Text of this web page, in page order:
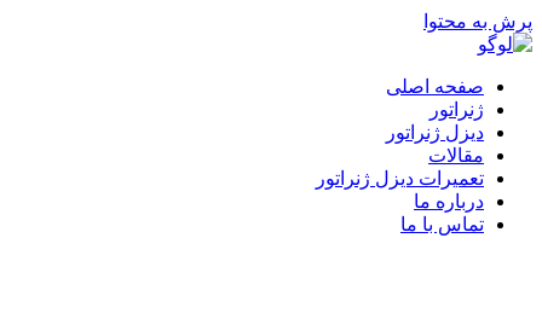
پرش به محتوا
صفحه اصلی
ژنراتور
دیزل ژنراتور
مقالات
تعمیرات دیزل ژنراتور
درباره ما
تماس با ما